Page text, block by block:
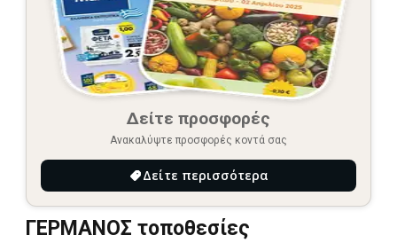
Δείτε προσφορές
Ανακαλύψτε προσφορές κοντά σας
Δείτε περισσότερα
ΓΕΡΜΑΝΟΣ τοποθεσίες